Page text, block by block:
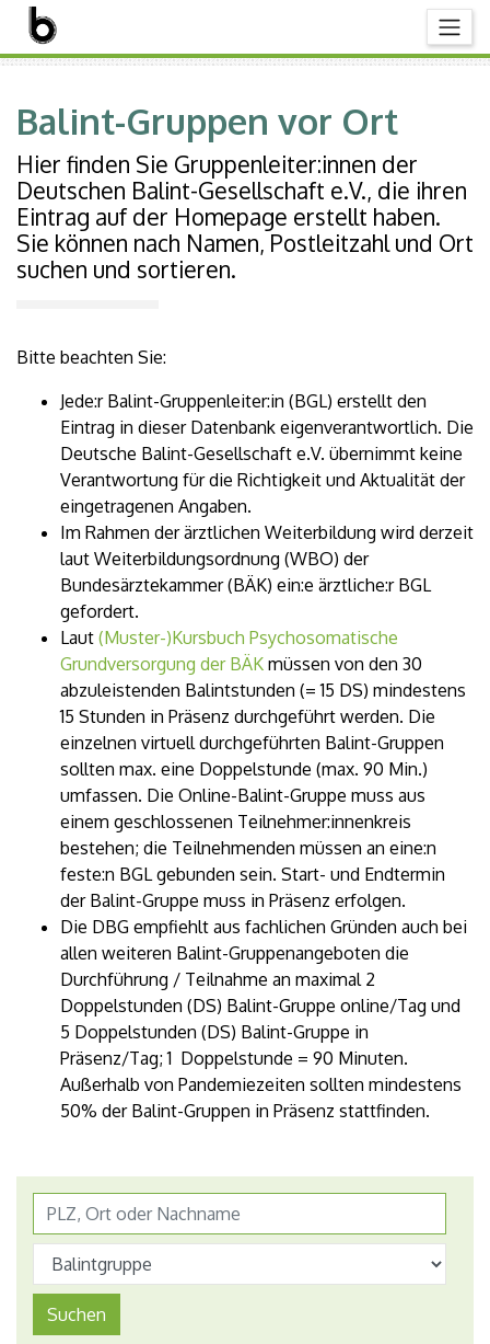
Balint-Gruppen vor Ort
Hier finden Sie Gruppenleiter:innen der
Deutschen Balint-Gesellschaft e.V., die ihren
Eintrag auf der Homepage erstellt haben.
Sie können nach Namen, Postleitzahl und Ort
suchen und sortieren.
Bitte beachten Sie:
Jede:r Balint-Gruppenleiter:in (BGL) erstellt den
Eintrag in dieser Datenbank eigenverantwortlich. Die
Deutsche Balint-Gesellschaft e.V. übernimmt keine
Verantwortung für die Richtigkeit und Aktualität der
eingetragenen Angaben.
Im Rahmen der ärztlichen Weiterbildung wird derzeit
laut Weiterbildungsordnung (WBO) der
Bundesärztekammer (BÄK) ein:e ärztliche:r BGL
gefordert.
Laut (Muster-)Kursbuch Psychosomatische
Grundversorgung der BÄK müssen von den 30
abzuleistenden Balintstunden (= 15 DS) mindestens
15 Stunden in Präsenz durchgeführt werden. Die
einzelnen virtuell durchgeführten Balint-Gruppen
sollten max. eine Doppelstunde (max. 90 Min.)
umfassen. Die Online-Balint-Gruppe muss aus
einem geschlossenen Teilnehmer:innenkreis
bestehen; die Teilnehmenden müssen an eine:n
feste:n BGL gebunden sein. Start- und Endtermin
der Balint-Gruppe muss in Präsenz erfolgen.
Die DBG empfiehlt aus fachlichen Gründen auch bei
allen weiteren Balint-Gruppenangeboten die
Durchführung / Teilnahme an maximal 2
Doppelstunden (DS) Balint-Gruppe online/Tag und
5 Doppelstunden (DS) Balint-Gruppe in
Präsenz/Tag; 1 Doppelstunde = 90 Minuten.
Außerhalb von Pandemiezeiten sollten mindestens
50% der Balint-Gruppen in Präsenz stattfinden.
Suchen